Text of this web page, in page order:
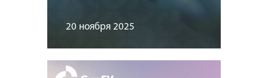
20 ноября 2025